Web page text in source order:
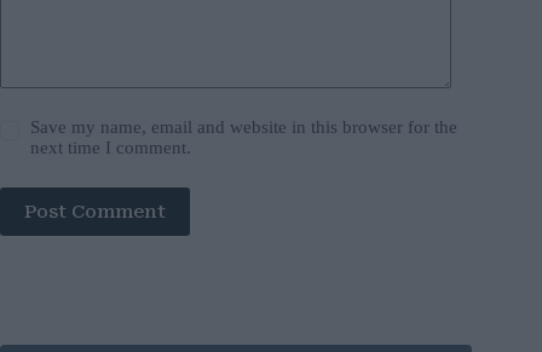
Save my name, email and website in this browser for the
next time I comment.
Post Comment